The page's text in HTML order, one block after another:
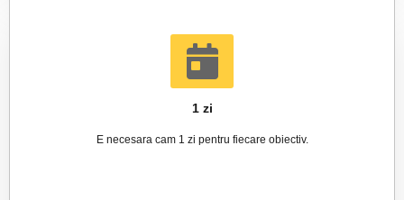
1 zi
E necesara cam 1 zi pentru fiecare obiectiv.